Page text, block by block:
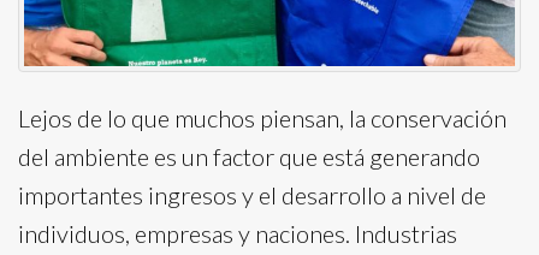
Lejos de lo que muchos piensan, la conservación
del ambiente es un factor que está generando
importantes ingresos y el desarrollo a nivel de
individuos, empresas y naciones. Industrias